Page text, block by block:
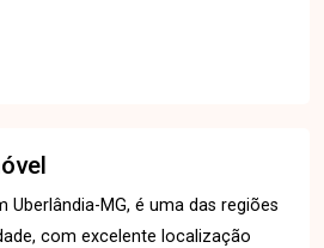
Uberlândia-MG, é uma das regiões
com excelente localização